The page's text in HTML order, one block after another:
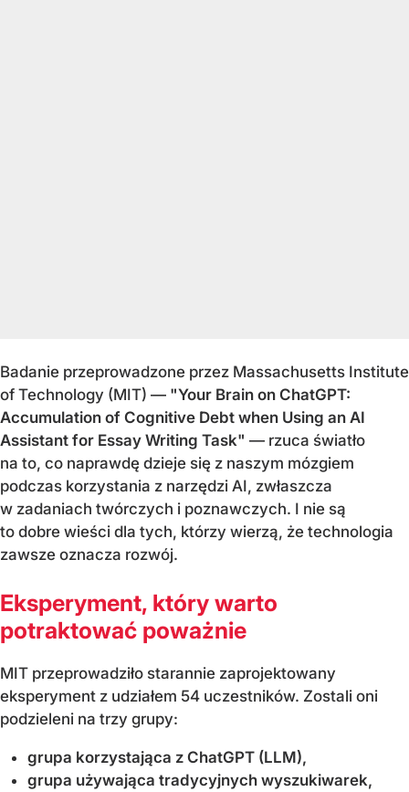
Badanie przeprowadzone przez Massachusetts Institute
of Technology (MIT) — "Your Brain on ChatGPT:
Accumulation of Cognitive Debt when Using an AI
Assistant for Essay Writing Task" — rzuca światło
na to, co naprawdę dzieje się z naszym mózgiem
podczas korzystania z narzędzi AI, zwłaszcza
w zadaniach twórczych i poznawczych. I nie są
to dobre wieści dla tych, którzy wierzą, że technologia
zawsze oznacza rozwój.
Eksperyment, który warto
potraktować poważnie
MIT przeprowadziło starannie zaprojektowany
eksperyment z udziałem 54 uczestników. Zostali oni
podzieleni na trzy grupy:
grupa korzystająca z ChatGPT (LLM),
grupa używająca tradycyjnych wyszukiwarek,